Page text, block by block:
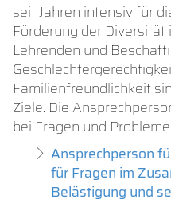
seit Jahren intensiv für
Förderung der
Lehrenden und
Familienfreundlichkeit
Ziele. Die
bei Fragen und
Ansprechperson
für Fragen im
Belästigung und